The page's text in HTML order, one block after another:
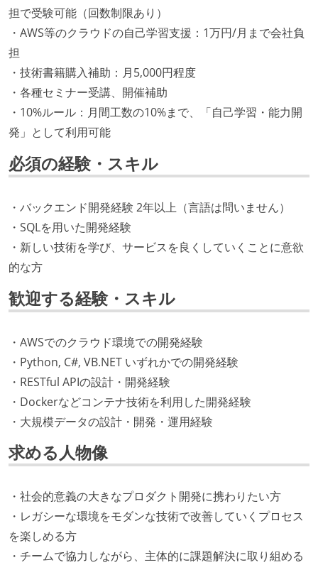
担で受験可能（回数制限あり）
・AWS等のクラウドの自己学習支援：1万円/月まで会社負
担
・技術書籍購入補助：月5,000円程度
・各種セミナー受講、開催補助
・10%ルール：月間工数の10%まで、「自己学習・能力開
発」として利用可能
必須の経験・スキル
・バックエンド開発経験 2年以上（言語は問いません）
・SQLを用いた開発経験
・新しい技術を学び、サービスを良くしていくことに意欲
的な方
歓迎する経験・スキル
・AWSでのクラウド環境での開発経験
・Python, C#, VB.NET いずれかでの開発経験
・RESTful APIの設計・開発経験
・Dockerなどコンテナ技術を利用した開発経験
・大規模データの設計・開発・運用経験
求める人物像
・社会的意義の大きなプロダクト開発に携わりたい方
・レガシーな環境をモダンな技術で改善していくプロセス
を楽しめる方
・チームで協力しながら、主体的に課題解決に取り組める